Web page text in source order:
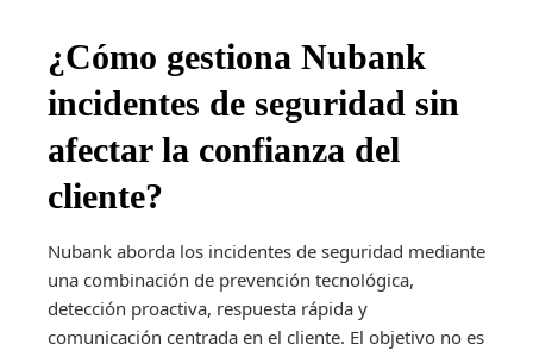
¿Cómo gestiona Nubank
incidentes de seguridad sin
afectar la confianza del
cliente?
Nubank aborda los incidentes de seguridad mediante
una combinación de prevención tecnológica,
detección proactiva, respuesta rápida y
comunicación centrada en el cliente. El objetivo no es